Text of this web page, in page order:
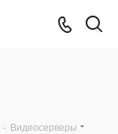
- Видеосерверы